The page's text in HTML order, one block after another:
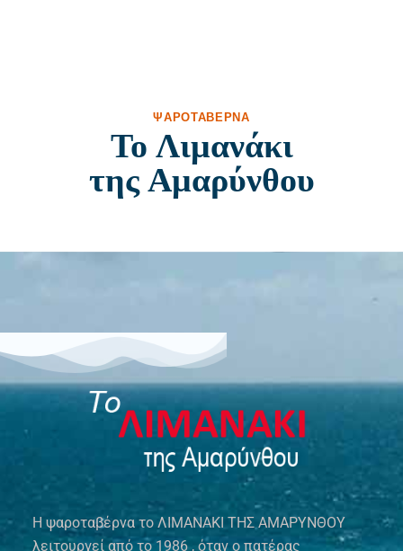
ΨΑΡΟΤΑΒΈΡΝΑ
Το Λιμανάκι
της Αμαρύνθου
Η ψαροταβέρνα το ΛΙΜΑΝΑΚΙ ΤΗΣ ΑΜΑΡΥΝΘΟΥ
λειτουργεί από το 1986 , όταν ο πατέρας